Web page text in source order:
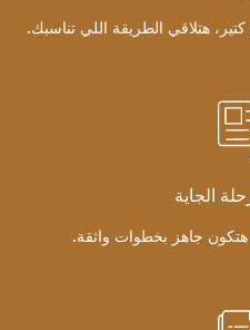
هتلاقي الطريقة اللي تناسبك.
الجاية
هتكون جاهز بخطوات واثقة.